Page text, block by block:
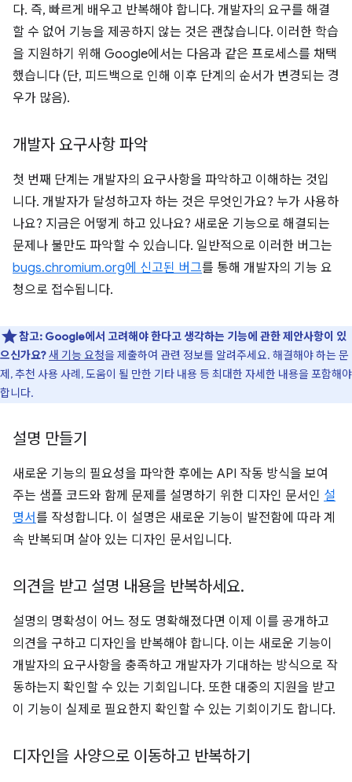
다. 즉, 빠르게 배우고 반복해야 합니다. 개발자의 요구를 해결
할 수 없어 기능을 제공하지 않는 것은 괜찮습니다. 이러한 학습
을 지원하기 위해 Google에서는 다음과 같은 프로세스를 채택
했습니다 (단, 피드백으로 인해 이후 단계의 순서가 변경되는 경
우가 많음).
개발자 요구사항 파악
첫 번째 단계는 개발자의 요구사항을 파악하고 이해하는 것입
니다. 개발자가 달성하고자 하는 것은 무엇인가요? 누가 사용하
나요? 지금은 어떻게 하고 있나요? 새로운 기능으로 해결되는
문제나 불만도 파악할 수 있습니다. 일반적으로 이러한 버그는
bugs.chromium.org에 신고된 버그를 통해 개발자의 기능 요
청으로 접수됩니다.
참고: Google에서 고려해야 한다고 생각하는 기능에 관한 제안사항이 있
으신가요?새 기능 요청을 제출하여 관련 정보를 알려주세요. 해결해야 하는 문
제, 추천 사용 사례, 도움이 될 만한 기타 내용 등 최대한 자세한 내용을 포함해야
합니다.
설명 만들기
새로운 기능의 필요성을 파악한 후에는 API 작동 방식을 보여
주는 샘플 코드와 함께 문제를 설명하기 위한 디자인 문서인 설
명서를 작성합니다. 이 설명은 새로운 기능이 발전함에 따라 계
속 반복되며 살아 있는 디자인 문서입니다.
의견을 받고 설명 내용을 반복하세요.
설명의 명확성이 어느 정도 명확해졌다면 이제 이를 공개하고
의견을 구하고 디자인을 반복해야 합니다. 이는 새로운 기능이
개발자의 요구사항을 충족하고 개발자가 기대하는 방식으로 작
동하는지 확인할 수 있는 기회입니다. 또한 대중의 지원을 받고
이 기능이 실제로 필요한지 확인할 수 있는 기회이기도 합니다.
디자인을 사양으로 이동하고 반복하기